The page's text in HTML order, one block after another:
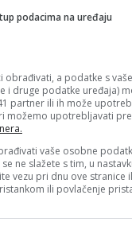
LETE U NEBO
i hljeb iz Argentine
za Faktor Nedžad Bićo,
BiH
fabrika: Traže se
klase. Kako kaže Lazić, ostali
klase. Roba neće
i na trpezama
branja
podacima na uređaju
obrađivati, a podatke s
i druge podatke uređaja)
partner ili ih može
možemo upotrebljavati
vaše osobne
ne slažete s tim, u
vezu pri dnu ove stranice
ili povlačenje